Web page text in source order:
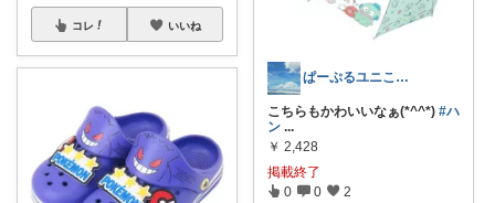
コレ いいね
ぱーぷるユニこん/40代頑張らないママ♡
こちらもかわいいなぁ(*^^*) #ハ
ン ...
￥ 2,428
掲載終了
0 0 2